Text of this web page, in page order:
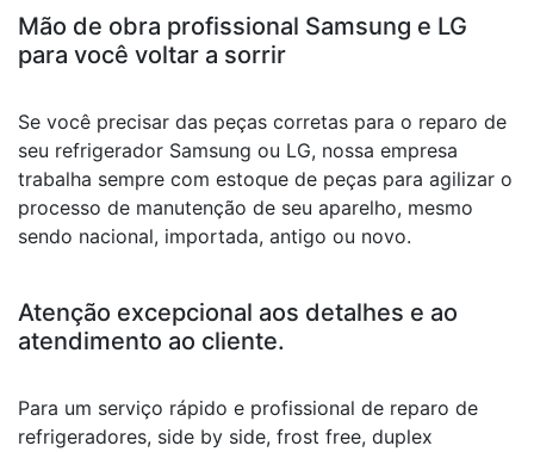
Mão de obra profissional Samsung e LG
para você voltar a sorrir
Se você precisar das peças corretas para o reparo de
seu refrigerador Samsung ou LG, nossa empresa
trabalha sempre com estoque de peças para agilizar o
processo de manutenção de seu aparelho, mesmo
sendo nacional, importada, antigo ou novo.
Atenção excepcional aos detalhes e ao
atendimento ao cliente.
Para um serviço rápido e profissional de reparo de
refrigeradores, side by side, frost free, duplex